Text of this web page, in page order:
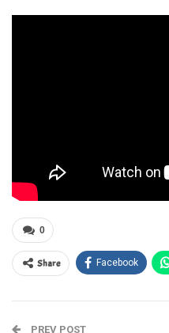
0
Share Facebook
PREV POST